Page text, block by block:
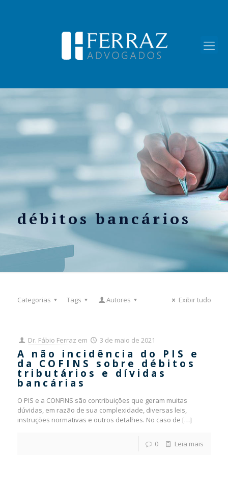
débitos bancários
Categorias Tags Autores Exibir tudo
Dr. Fábio Ferraz em 3 de maio de 2021
A não incidência do PIS e
da COFINS sobre débitos
tributários e dívidas
bancárias
O PIS e a CONFINS são contribuições que geram muitas
dúvidas, em razão de sua complexidade, diversas leis,
instruções normativas e outros detalhes. No caso de […]
0 Leia mais